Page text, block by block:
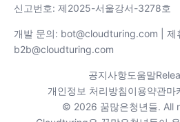
신고번호: 제2025-서울강서-3278호
개발 문의: bot@cloudturing.com | 제
b2b@cloudturing.com
공지사항도움말
개인정보 처리방침이용약관마
© 2026 꿈많은청년들. All